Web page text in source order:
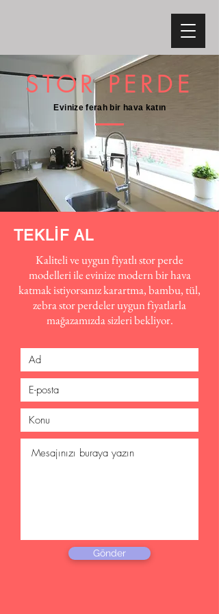
STOR PERDE
Evinize ferah bir hava katın
TEKLİF AL
Kaliteli ve uygun fiyatlı stor perde
modelleri ile evinize modern bir hava
katmak istiyorsanız karartma, bambu, tül,
zebra stor perdeler uygun fiyatlarla
mağazamızda sizleri bekliyor.
Gönder